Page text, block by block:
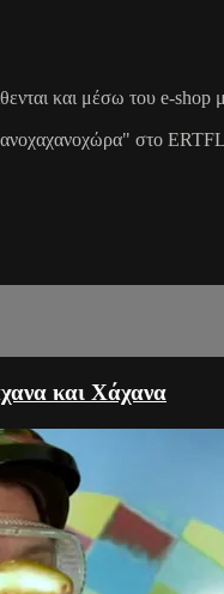
και μέσω του e-shop
στο
και Χάχανα